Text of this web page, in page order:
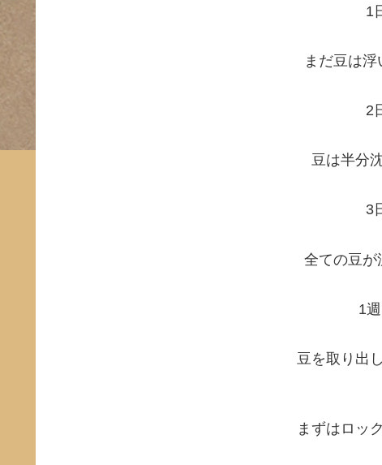
1
まだ豆は浮
2
豆は半分
3
全ての豆が
1
豆を取り出
まずはロッ